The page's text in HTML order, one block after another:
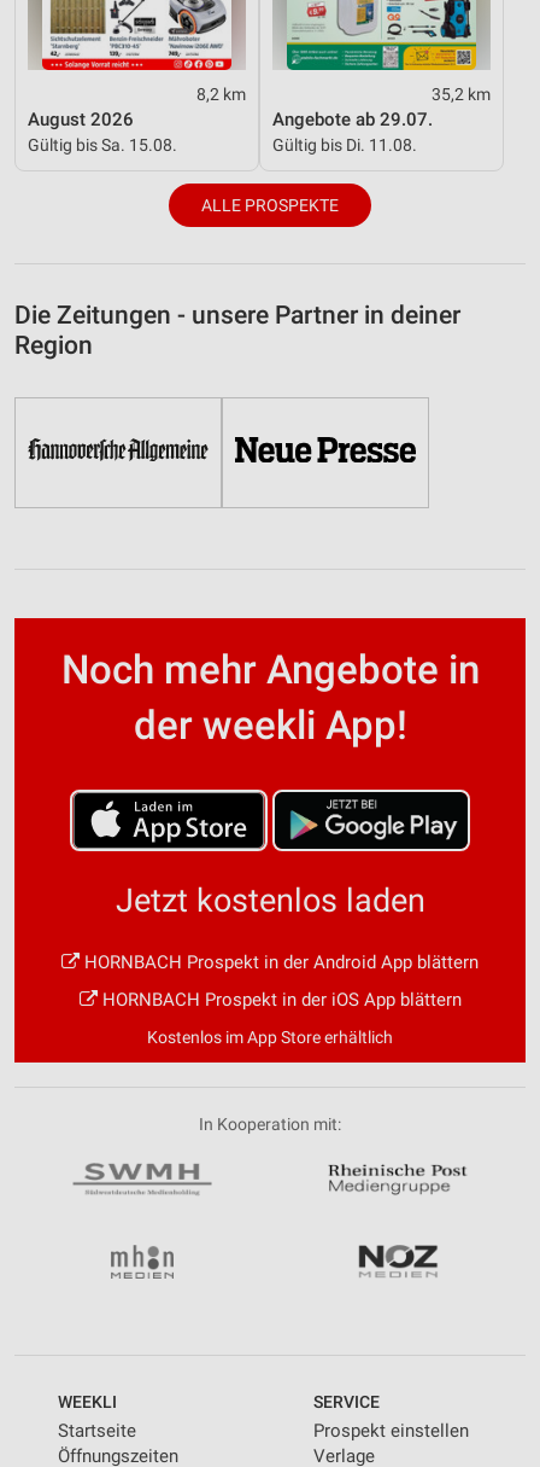
8,2 km
August 2026
Gültig bis Sa. 15.08.
35,2 km
Angebote ab 29.07.
Gültig bis Di. 11.08.
ALLE PROSPEKTE
Die Zeitungen - unsere Partner in deiner
Region
Noch mehr Angebote in
der weekli App!
Jetzt kostenlos laden
HORNBACH Prospekt in der Android App blättern
HORNBACH Prospekt in der iOS App blättern
Kostenlos im App Store erhältlich
In Kooperation mit:
WEEKLI
Startseite
Öffnungszeiten
SERVICE
Prospekt einstellen
Verlage